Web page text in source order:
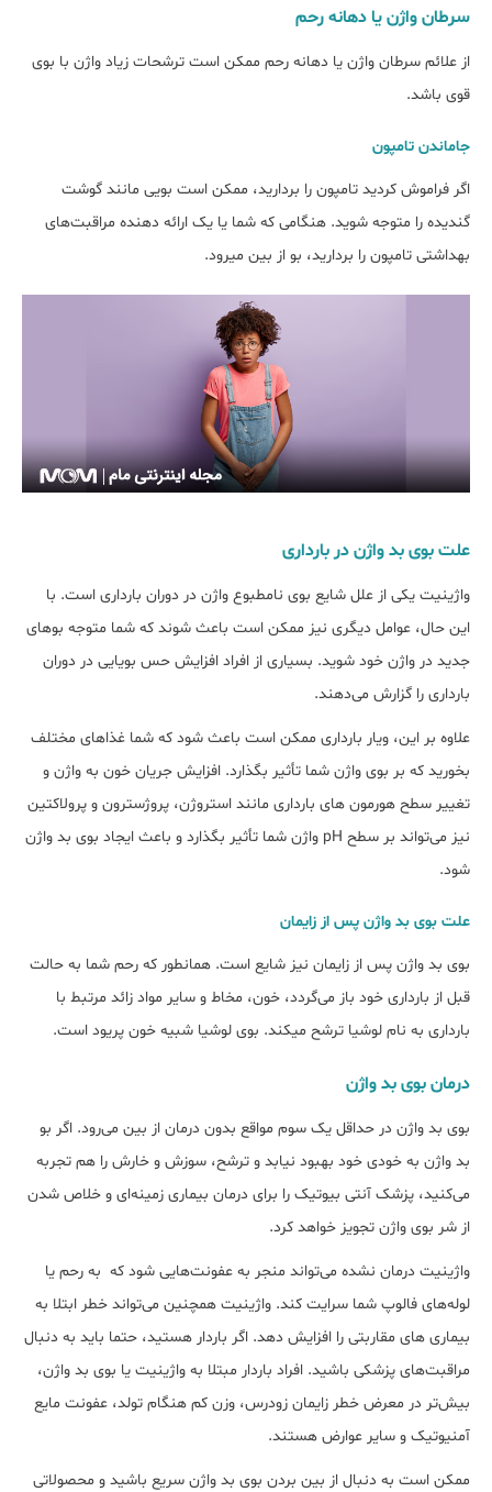
سرطان واژن یا دهانه رحم
از علائم سرطان واژن یا دهانه رحم ممکن است ترشحات زیاد واژن با بوی
قوی باشد.
جاماندن تامپون
اگر فراموش کردید تامپون را بردارید، ممکن است بویی مانند گوشت
گندیده را متوجه شوید. هنگامی که شما یا یک ارائه دهنده مراقبت‌های
بهداشتی تامپون را بردارید، بو از بین می‎رود.
علت بوی بد واژن در بارداری
واژینیت یکی از علل شایع بوی نامطبوع واژن در دوران بارداری است. با
این حال، عوامل دیگری نیز ممکن است باعث شوند که شما متوجه بوهای
جدید در واژن خود شوید. بسیاری از افراد افزایش حس بویایی در دوران
بارداری را گزارش می‌‎دهند.
علاوه بر این، ویار بارداری ممکن است باعث شود که شما غذاهای مختلف
بخورید که بر بوی واژن شما تأثیر بگذارد. افزایش جریان خون به واژن و
تغییر سطح هورمون های بارداری مانند استروژن، پروژسترون و پرولاکتین
نیز می‌تواند بر سطح pH واژن شما تأثیر بگذارد و باعث ایجاد بوی بد واژن
شود.
علت بوی بد واژن پس از زایمان
بوی بد واژن پس از زایمان نیز شایع است. همانطور که رحم شما به حالت
قبل از بارداری خود باز می‌گردد، خون، مخاط و سایر مواد زائد مرتبط با
بارداری به نام لوشیا ترشح می‎کند. بوی لوشیا شبیه خون پریود است.
درمان بوی بد واژن
بوی بد واژن در حداقل یک سوم مواقع بدون درمان از بین می‌رود. اگر بو
بد واژن به خودی خود بهبود نیابد و ترشح، سوزش و خارش را هم تجربه
می‌کنید، پزشک آنتی بیوتیک را برای درمان بیماری زمینه‌ای و خلاص شدن
از شر بوی واژن تجویز خواهد کرد.
واژینیت درمان نشده می‌تواند منجر به عفونت‌هایی شود که به رحم یا
لوله‌های فالوپ شما سرایت کند. واژینیت همچنین می‌تواند خطر ابتلا به
بیماری های مقاربتی را افزایش دهد. اگر باردار هستید، حتما باید به دنبال
مراقبت‌های پزشکی باشید. افراد باردار مبتلا به واژینیت یا بوی بد واژن،
بیش‌تر در معرض خطر زایمان زودرس، وزن کم هنگام تولد، عفونت مایع
آمنیوتیک و سایر عوارض هستند.
ممکن است به دنبال از بین بردن بوی بد واژن سریع باشید و محصولاتی